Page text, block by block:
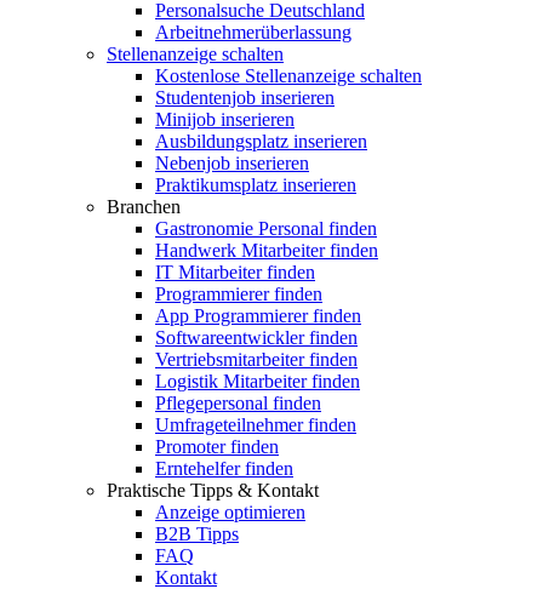
Personalsuche Deutschland
Arbeitnehmerüberlassung
Stellenanzeige schalten
Kostenlose Stellenanzeige schalten
Studentenjob inserieren
Minijob inserieren
Ausbildungsplatz inserieren
Nebenjob inserieren
Praktikumsplatz inserieren
Branchen
Gastronomie Personal finden
Handwerk Mitarbeiter finden
IT Mitarbeiter finden
Programmierer finden
App Programmierer finden
Softwareentwickler finden
Vertriebsmitarbeiter finden
Logistik Mitarbeiter finden
Pflegepersonal finden
Umfrageteilnehmer finden
Promoter finden
Erntehelfer finden
Praktische Tipps & Kontakt
Anzeige optimieren
B2B Tipps
FAQ
Kontakt